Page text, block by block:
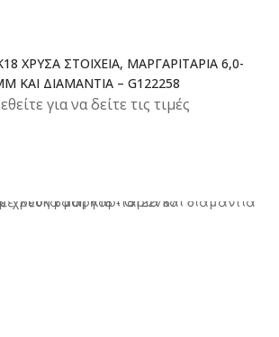
ΧΡΥΣΆ ΣΤΟΙΧΕΊΑ, ΜΑΡΓΑΡΙΤΆΡΙΑ 6,0-
ΚΑΙ ΔΙΑΜΆΝΤΙΑ – G122258
για να δείτε τις τιμές